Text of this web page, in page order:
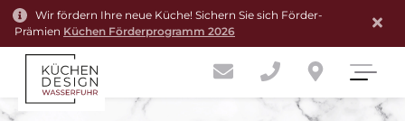
Wir fördern Ihre neue Küche! Sichern Sie sich Förder-
Prämien Küchen Förderprogramm 2026